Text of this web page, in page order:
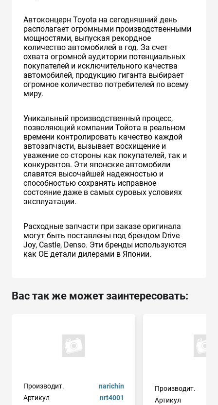
Автоконцерн Toyota на сегодняшний день
располагает огромными производственными
мощностями, выпуская рекордное
количество автомобилей в год. За счет
охвата огромной аудитории потенциальных
покупателей и исключительного качества
автомобилей, продукцию гиганта выбирает
огромное количество потребителей по всему
миру.
Уникальный производственный процесс,
позволяющий компании Тойота в реальном
времени контролировать качество каждой
автозапчасти, вызывает восхищение и
уважение со стороны как покупателей, так и
конкурентов. Эти японские автомобили
славятся высочайшей надежностью и
способностью сохранять исправное
состояние даже в самых суровых условиях
эксплуатации.
Расходные запчасти при заказе оригинала
могут быть поставлены под брендом Drive
Joy, Castle, Denso. Эти бренды используются
как ОЕ детали дилерами в Японии.
Вас так же может заинтересовать:
Производит.
narichin
Артикул
nrt4001
Производит.
Артикул